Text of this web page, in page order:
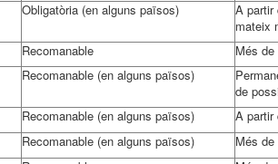
Obligatòria (en alguns països)
A partir
mateix
Recomanable
Més
Recomanable (en alguns països)
de
Recomanable (en alguns països)
A partir
Recomanable (en alguns països)
Més